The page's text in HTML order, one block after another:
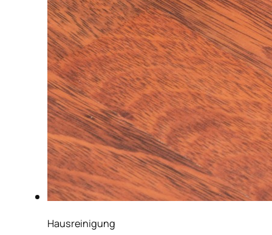
Hausreinigung